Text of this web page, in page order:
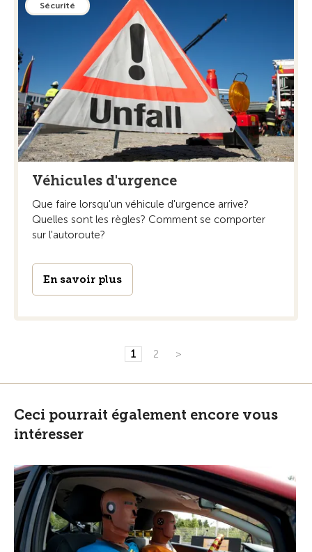
Sécurité
Véhicules d'urgence
Que faire lorsqu'un véhicule d'urgence arrive?
Quelles sont les règles? Comment se comporter
sur l'autoroute?
En savoir plus
1 2 >
Ceci pourrait également encore vous
intéresser